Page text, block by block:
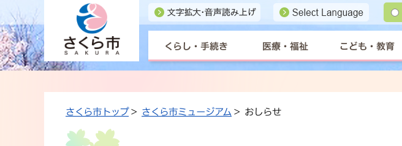
くらし・手続き 医療・福祉 こども・教育
さくら市トップ> さくら市ミュージアム > おしらせ